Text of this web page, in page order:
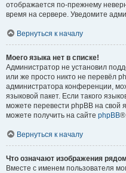
отображается по-прежнему
время на сервере. Уведомите
Вернуться к началу
Моего языка нет в списке!
Администратор не установил
или же просто никто не перевёл
администратора конференции,
языковой пакет. Если такого
можете перевести phpBB на
можете получить на сайте phpBB
Вернуться к началу
Что означают изображения
Вместе с именем пользователя